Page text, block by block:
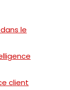
le
client